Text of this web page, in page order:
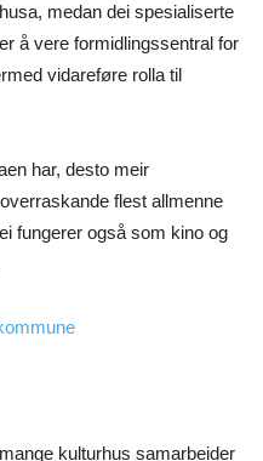
medan dei spesialiserte
å vere formidlingssentral for
vidareføre rolla til
har, desto meir
flest allmenne
fungerer også som kino og
kulturhus samarbeider